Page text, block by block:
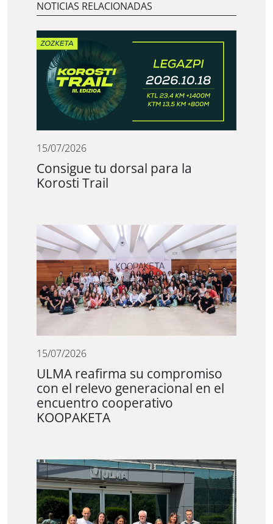
NOTICIAS RELACIONADAS
15/07/2026
Consigue tu dorsal para la
Korosti Trail
15/07/2026
ULMA reafirma su compromiso
con el relevo generacional en el
encuentro cooperativo
KOOPAKETA